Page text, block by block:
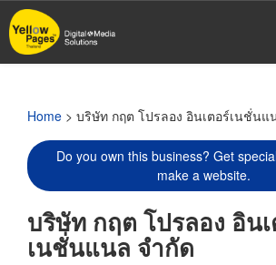
Skip
to
main
Home > บริษัท กฤต โปรลอง อินเตอร์เนชั่นแ
Do you own this business? Get
make a website.
บริษัท กฤต โปรลอง อิน
เนชั่นแนล จำกัด